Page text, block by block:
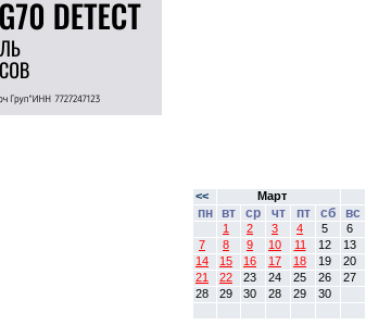
<< Март
пн вт ср чт пт сб вс
1 2 3 4 5
6
7
8 9 10 11 12
13
14
15 16 17 18 19
20
21
22 23 24 25 26
27
28
29 30 28 29 30